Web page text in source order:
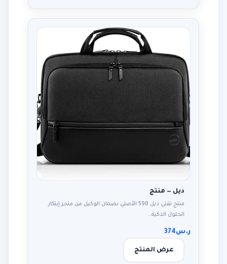
ديل — منتج
منتج تقني ديل 598 الأصلي بضمان الوكيل من متجر إبتكار
الحلول الذكية…
ر.س374
عرض المنتج